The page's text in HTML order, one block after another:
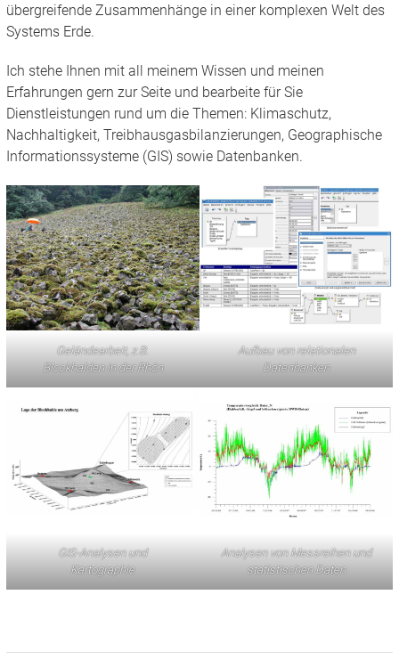
übergreifende Zusammenhänge in einer komplexen Welt des
Systems Erde.
Ich stehe Ihnen mit all meinem Wissen und meinen
Erfahrungen gern zur Seite und bearbeite für Sie
Dienstleistungen rund um die Themen: Klimaschutz,
Nachhaltigkeit, Treibhausgasbilanzierungen, Geographische
Informationssysteme (GIS) sowie Datenbanken.
Geländearbeit, z.B.
Blockhalden in der Rhön
Aufbau von relationalen
Datenbanken
GIS-Analysen und
Kartographie
Analysen von Messreihen und
statistischen Daten